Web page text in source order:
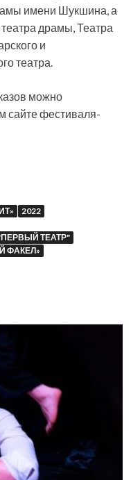
имени Шукшина, а
драмы, Театра
и
театра.
можно
сайте фестиваля-
2022
ТЕАТР"
ФАКЕЛ»